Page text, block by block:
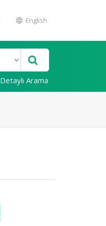
English
Detaylı Arama